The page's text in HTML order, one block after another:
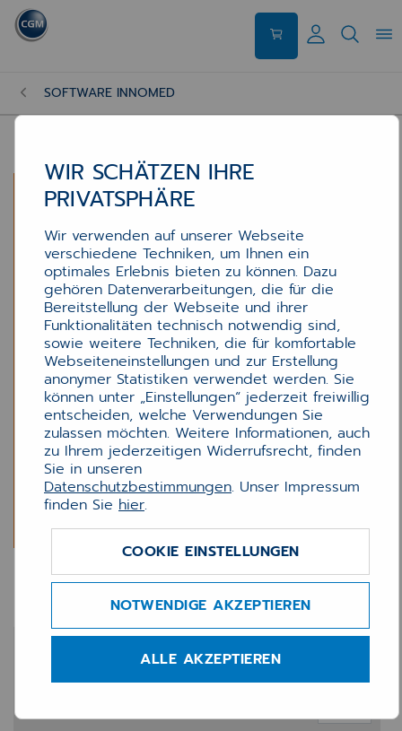
SOFTWARE INNOMED
INNOMED DMP-Modul
543,75 €
WIR SCHÄTZEN IHRE
PRIVATSPHÄRE
Wir verwenden auf unserer Webseite
verschiedene Techniken, um Ihnen ein
optimales Erlebnis bieten zu können. Dazu
gehören Datenverarbeitungen, die für die
Bereitstellung der Webseite und ihrer
Funktionalitäten technisch notwendig sind,
sowie weitere Techniken, die für komfortable
Webseiteneinstellungen und zur Erstellung
anonymer Statistiken verwendet werden. Sie
können unter „Einstellungen“ jederzeit freiwillig
entscheiden, welche Verwendungen Sie
zulassen möchten. Weitere Informationen, auch
zu Ihrem jederzeitigen Widerrufsrecht, finden
Sie in unseren
Datenschutzbestimmungen. Unser Impressum
finden Sie hier.
COOKIE EINSTELLUNGEN
NOTWENDIGE AKZEPTIEREN
ALLE AKZEPTIEREN